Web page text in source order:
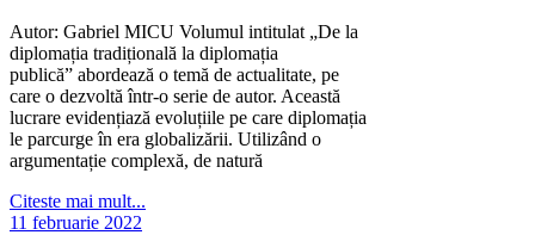
Autor: Gabriel MICU Volumul intitulat „De la
diplomația tradițională la diplomația
publică” abordează o temă de actualitate, pe
care o dezvoltă într-o serie de autor. Această
lucrare evidențiază evoluțiile pe care diplomația
le parcurge în era globalizării. Utilizând o
argumentație complexă, de natură
Citeste mai mult...
11 februarie 2022